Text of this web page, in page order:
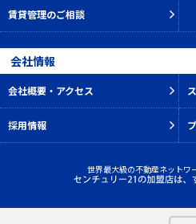
賃貸管理のご相談
会社情報
会社概要・アクセス
採用情報
世界最大級の不動産ネットワ